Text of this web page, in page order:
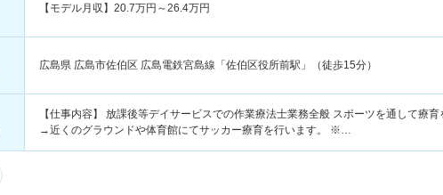
【モデル月収】 20.7万円～26.4万円
広島県 広島市佐伯区 広島電鉄宮島線「佐伯区役所前駅」（徒歩15分）
【仕事内容】 放課後等デイサービスでの作業療法士業務全般 スポーツを通して療育
→近くのグラウンドや体育館にてサッカー療育を行います。 ※…